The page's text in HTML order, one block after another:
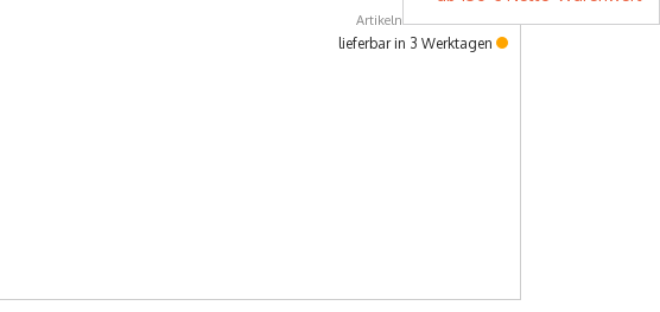
Artikelnummer: 99032426
lieferbar in 3 Werktagen